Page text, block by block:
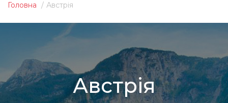
Головна Австрія
Австрія